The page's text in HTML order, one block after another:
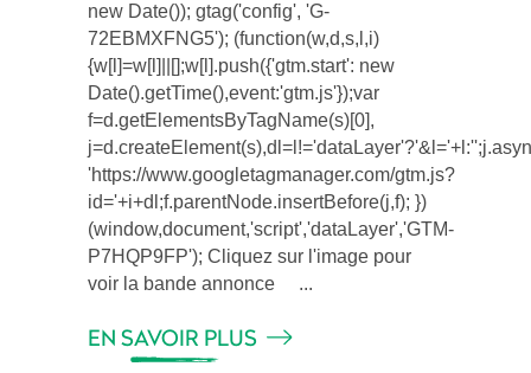
new Date()); gtag('config', 'G-
72EBMXFNG5'); (function(w,d,s,l,i)
{w[l]=w[l]||[];w[l].push({'gtm.start': new
Date().getTime(),event:'gtm.js'});var
f=d.getElementsByTagName(s)[0],
'https://www.googletagmanager.com/gtm.js?
id='+i+dl;f.parentNode.insertBefore(j,f); })
(window,document,'script','dataLayer','GTM-
P7HQP9FP'); Cliquez sur l'image pour
voir la bande annonce
EN SAVOIR PLUS